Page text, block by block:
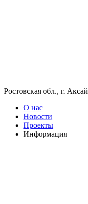
Ростовская обл., г. Аксай
О нас
Новости
Проекты
Информация